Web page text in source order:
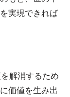
実現できれば
解消するため
価値を生み出